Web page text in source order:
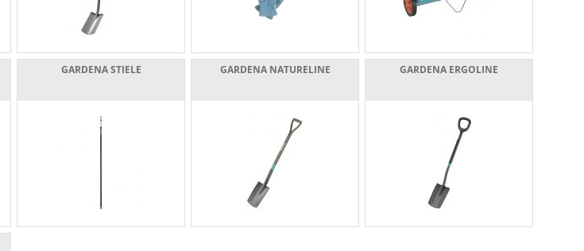
GARDENA STIELE GARDENA NATURELINE GARDENA ERGOLINE